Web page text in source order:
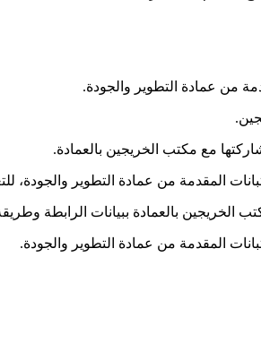
مع مكتب الخريجين بالعمادة.
المقدمة من عمادة التطوير والجودة،
بالعمادة ببيانات الرابطة
المقدمة من عمادة التطوير والجودة.